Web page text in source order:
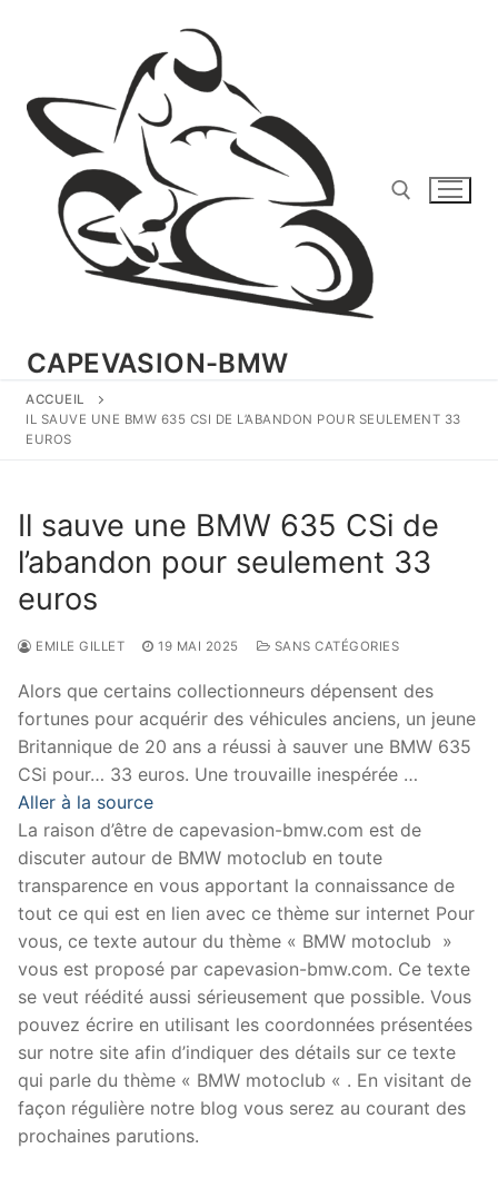
CAPEVASION-BMW
ACCUEIL
IL SAUVE UNE BMW 635 CSI DE L’ABANDON POUR SEULEMENT 33
EUROS
Il sauve une BMW 635 CSi de
l’abandon pour seulement 33
euros
EMILE GILLET 19 MAI 2025 SANS CATÉGORIES
Alors que certains collectionneurs dépensent des
fortunes pour acquérir des véhicules anciens, un jeune
Britannique de 20 ans a réussi à sauver une BMW 635
CSi pour… 33 euros. Une trouvaille inespérée …
Aller à la source
La raison d’être de capevasion-bmw.com est de
discuter autour de BMW motoclub en toute
transparence en vous apportant la connaissance de
tout ce qui est en lien avec ce thème sur internet Pour
vous, ce texte autour du thème « BMW motoclub »
vous est proposé par capevasion-bmw.com. Ce texte
se veut réédité aussi sérieusement que possible. Vous
pouvez écrire en utilisant les coordonnées présentées
sur notre site afin d’indiquer des détails sur ce texte
qui parle du thème « BMW motoclub « . En visitant de
façon régulière notre blog vous serez au courant des
prochaines parutions.